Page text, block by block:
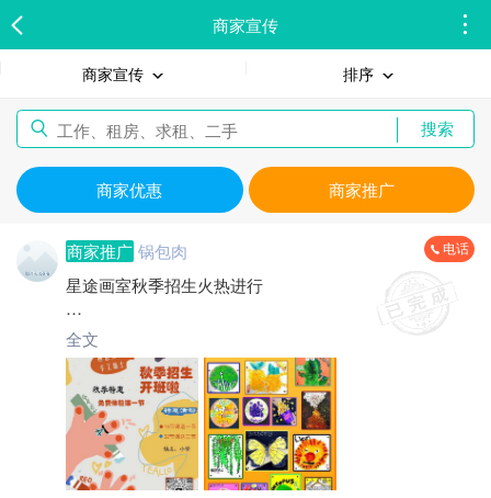
商家宣传
商家宣传 排序
搜索
商家优惠 商家推广
商家推广 锅包肉 电话
星途画室秋季招生火热进行
现有免费试听课，欢迎扫码咨询!!!
针对幼儿园小班至小学六年级的全年龄段教学体系[哇]
设有美学启蒙/美学感知/美学畅想三大板块[得意]
[转圈]我们有着丰富课程内容【创意美术/手工黏土/线描
画/手工DIY创作】和完整课后体系!!!欢迎广大小朋友的加
☎️小星老师电话：*****1506
全文